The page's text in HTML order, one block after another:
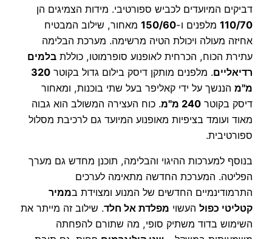
דביקים המיועדים לכביש ספורטיבי. מידות הצמיגים הן
110/70 מלפנים ו-150/60 מאחור, שילוב המבטיח
אחיזה מעולה ויכולת הטיה מרשימה. מערכת הבלימה
עתירת הכוח, הכרחית לאופנוע סופרמוטו, כוללת בלמים
רדיאליים. מלפנים מותקן דיסק בילום גדול בקוטר 320
מ"מ הננשך על ידי קאליפר בעל שתי בוכנות, ומאחור
דיסק בקוטר 240 מ"מ
. כוח העצירה המשולב הוא גבוה
מאוד ועומד בציפיות מאופנוע המיועד גם לרכיבת מסלול
ספורטיבית.
בנוסף למערכות ההיגוי והבלימה, תוכנן מחדש גם מערך
הפליטה. המערכת החדשה מתאימה לערכים
התרמודינמיים החדשים של המנוע ומצוידת בממיר
קטליטי כפול העשוי מפלדת אל חלד. שילוב זה מייתר את
השימוש בדוד משתיק סופי, מה שתורם להפחתה